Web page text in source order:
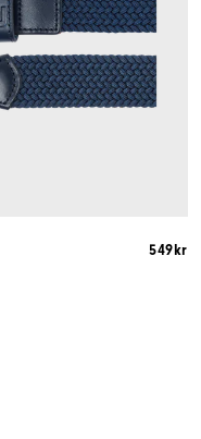
549kr